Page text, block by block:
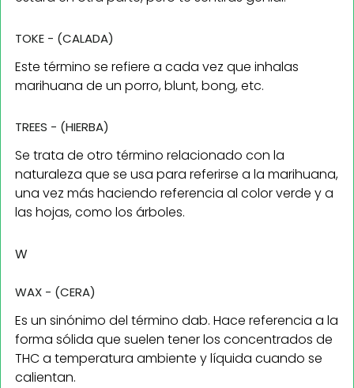
TOKE - (CALADA)
Este término se refiere a cada vez que inhalas
marihuana de un porro, blunt, bong, etc.
TREES - (HIERBA)
Se trata de otro término relacionado con la
naturaleza que se usa para referirse a la marihuana,
una vez más haciendo referencia al color verde y a
las hojas, como los árboles.
W
WAX - (CERA)
Es un sinónimo del término dab. Hace referencia a la
forma sólida que suelen tener los concentrados de
THC a temperatura ambiente y líquida cuando se
calientan.